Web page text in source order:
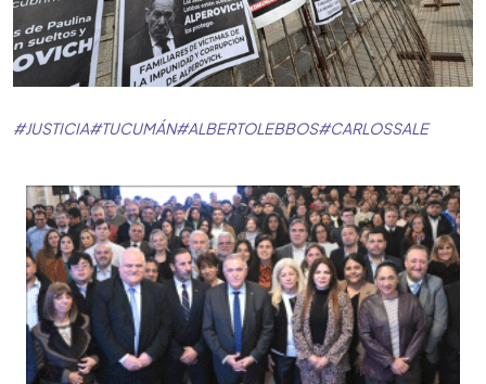
#JUSTICIA#TUCUMÁN#ALBERTOLEBBOS#CARLOSSALE